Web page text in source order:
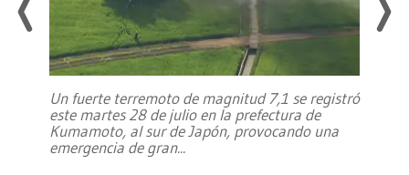
Un fuerte terremoto de magnitud 7,1 se registró
este martes 28 de julio en la prefectura de
Kumamoto, al sur de Japón, provocando una
emergencia de gran...